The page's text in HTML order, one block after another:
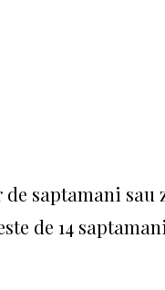
saptamani sau
de 14